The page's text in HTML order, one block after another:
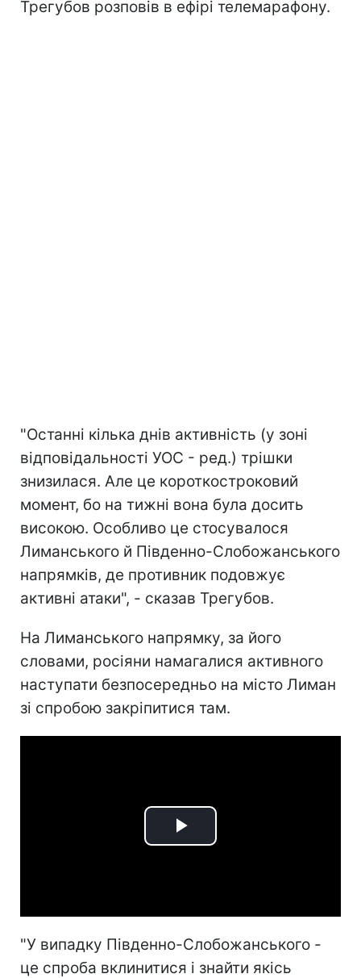
Трегубов розповів в ефірі телемарафону.
"Останні кілька днів активність (у зоні
відповідальності УОС - ред.) трішки
знизилася. Але це короткостроковий
момент, бо на тижні вона була досить
високою. Особливо це стосувалося
Лиманського й Південно-Слобожанського
напрямків, де противник подовжує
активні атаки", - сказав Трегубов.
На Лиманського напрямку, за його
словами, росіяни намагалися активного
наступати безпосередньо на місто Лиман
зі спробою закріпитися там.
Play
"У випадку Південно-Слобожанського -
це спроба вклинитися і знайти якісь